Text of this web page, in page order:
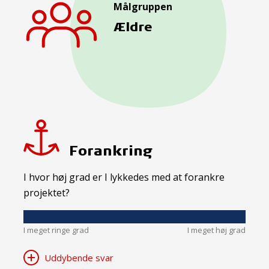
Målgruppen
Ældre
Forankring
I hvor høj grad er I lykkedes med at forankre
projektet?
I meget ringe grad I meget høj grad
Uddybende svar